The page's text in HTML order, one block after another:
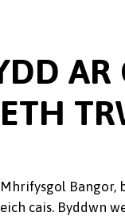
Bangor,
cais. Byddwn